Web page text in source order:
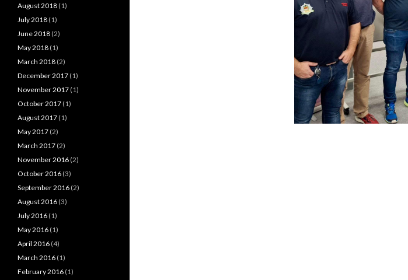
August 2018 (1)
July 2018 (1)
June 2018 (2)
May 2018 (1)
March 2018 (2)
December 2017 (1)
November 2017 (1)
October 2017 (1)
August 2017 (1)
May 2017 (2)
March 2017 (2)
November 2016 (2)
October 2016 (3)
September 2016 (2)
August 2016 (3)
July 2016 (1)
May 2016 (1)
April 2016 (4)
March 2016 (1)
February 2016 (1)